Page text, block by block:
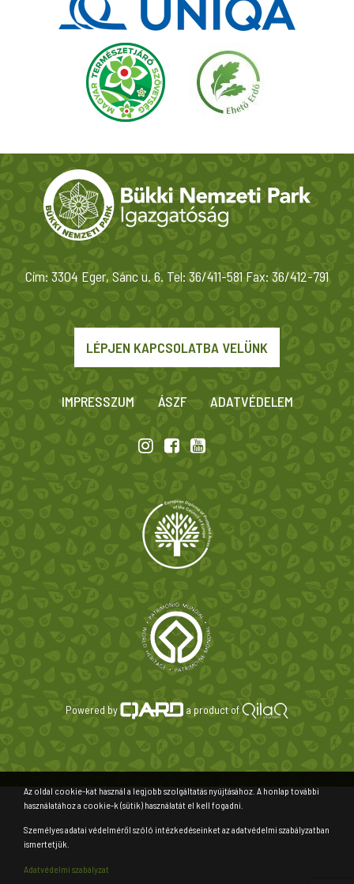
Cím: 3304 Eger, Sánc u. 6. Tel: 36/411-581 Fax: 36/412-791
LÉPJEN KAPCSOLATBA VELÜNK
IMPRESSZUM ÁSZF ADATVÉDELEM
Powered by a product of
Az oldal cookie-kat használ a legjobb szolgáltatás nyújtásához. A honlap további
használatához a cookie-k (sütik) használatát el kell fogadni.
Személyes adatai védelméről szóló intézkedéseinket az adatvédelmi szabályzatban
ismertetjük.
Adatvédelmi szabályzat